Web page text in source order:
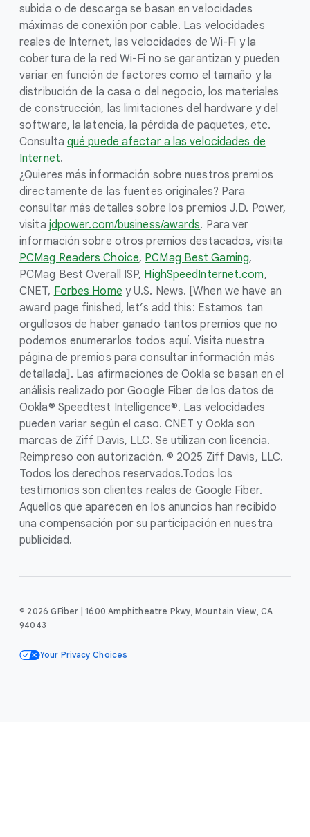
subida o de descarga se basan en velocidades
máximas de conexión por cable. Las velocidades
reales de Internet, las velocidades de Wi-Fi y la
cobertura de la red Wi-Fi no se garantizan y pueden
variar en función de factores como el tamaño y la
distribución de la casa o del negocio, los materiales
de construcción, las limitaciones del hardware y del
software, la latencia, la pérdida de paquetes, etc.
Consulta qué puede afectar a las velocidades de
Internet.
¿Quieres más información sobre nuestros premios
directamente de las fuentes originales? Para
consultar más detalles sobre los premios J.D. Power,
visita jdpower.com/business/awards. Para ver
información sobre otros premios destacados, visita
PCMag Readers Choice, PCMag Best Gaming,
PCMag Best Overall ISP, HighSpeedInternet.com,
CNET, Forbes Home y U.S. News. [When we have an
award page finished, let’s add this: Estamos tan
orgullosos de haber ganado tantos premios que no
podemos enumerarlos todos aquí. Visita nuestra
página de premios para consultar información más
detallada]. Las afirmaciones de Ookla se basan en el
análisis realizado por Google Fiber de los datos de
Ookla® Speedtest Intelligence®. Las velocidades
pueden variar según el caso. CNET y Ookla son
marcas de Ziff Davis, LLC. Se utilizan con licencia.
Reimpreso con autorización. © 2025 Ziff Davis, LLC.
Todos los derechos reservados.Todos los
testimonios son clientes reales de Google Fiber.
Aquellos que aparecen en los anuncios han recibido
una compensación por su participación en nuestra
publicidad.
© 2026 GFiber | 1600 Amphitheatre Pkwy, Mountain View, CA
94043
Your Privacy Choices